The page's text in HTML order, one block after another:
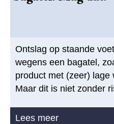
Ontslag op staande
wegens een bagatel,
product met (zeer) lage
Maar dit is niet zonder
Lees meer